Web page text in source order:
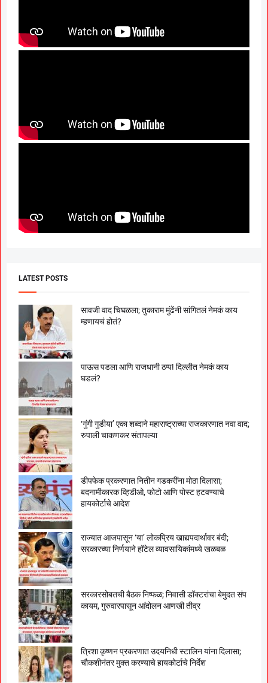
LATEST POSTS
सावजी वाद चिघळला; तुकाराम मुंढेंनी सांगितलं नेमकं काय
म्हणायचं होतं?
पाऊस पडला आणि राजधानी ठप्प! दिल्लीत नेमकं काय
घडलं?
‘गुंगी गुडीया’ एका शब्दाने महाराष्ट्राच्या राजकारणात नवा वाद;
रुपाली चाकणकर संतापल्या
डीपफेक प्रकरणात नितीन गडकरींना मोठा दिलासा;
बदनामीकारक व्हिडीओ, फोटो आणि पोस्ट हटवण्याचे
हायकोर्टाचे आदेश
राज्यात आजपासून ‘या’ लोकप्रिय खाद्यपदार्थावर बंदी;
सरकारच्या निर्णयाने हॉटेल व्यावसायिकांमध्ये खळबळ
सरकारसोबतची बैठक निष्फळ; निवासी डॉक्टरांचा बेमुदत संप
कायम, गुरुवारपासून आंदोलन आणखी तीव्र
त्रिशा कृष्णन प्रकरणात उदयनिधी स्टालिन यांना दिलासा;
चौकशीनंतर मुक्त करण्याचे हायकोर्टाचे निर्देश